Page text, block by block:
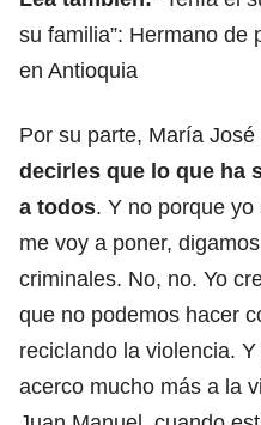
su familia”: Hermano de
en Antioquia
Por su parte, María José
decirles que lo que ha
a todos. Y no porque yo
me voy a poner,
criminales. No, no. Yo
que no podemos hacer
reciclando la violencia.
acerco mucho más a la